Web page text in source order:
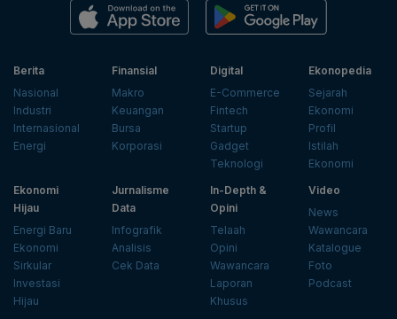
Berita
Nasional
Industri
Internasional
Energi
Finansial
Makro
Keuangan
Bursa
Korporasi
Digital
E-Commerce
Fintech
Startup
Gadget
Teknologi
Ekonopedia
Sejarah
Ekonomi
Profil
Istilah
Ekonomi
Ekonomi
Hijau
Energi Baru
Ekonomi
Sirkular
Investasi
Hijau
Jurnalisme
Data
Infografik
Analisis
Cek Data
In-Depth &
Opini
Telaah
Opini
Wawancara
Laporan
Khusus
Video
News
Wawancara
Katalogue
Foto
Podcast